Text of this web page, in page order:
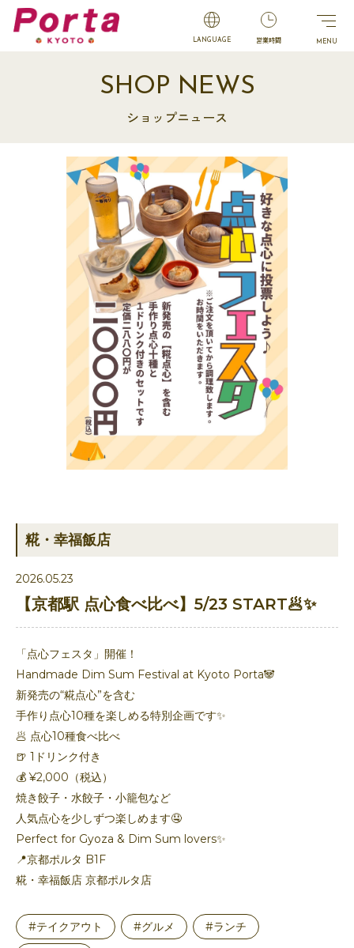
LANGUAGE 営業時間
SHOP NEWS
ショップニュース
糀・幸福飯店
2026.05.23
【京都駅 点心食べ比べ】5/23 START🥟✨
「点心フェスタ」開催！
Handmade Dim Sum Festival at Kyoto Porta🐼
新発売の“糀点心”を含む
手作り点心10種を楽しめる特別企画です✨
🥟 点心10種食べ比べ
🍺 1ドリンク付き
💰 ¥2,000（税込）
焼き餃子・水餃子・小籠包など
人気点心を少しずつ楽しめます🤤
Perfect for Gyoza & Dim Sum lovers✨
📍京都ポルタ B1F
糀・幸福飯店 京都ポルタ店
#テイクアウト #グルメ #ランチ